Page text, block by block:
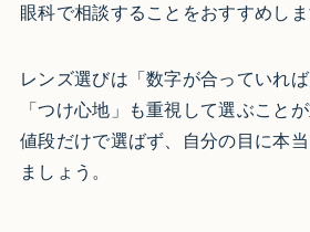
眼科で相談することをおすすめしま
レンズ選びは「数字が合っていれば
「つけ心地」も重視して選ぶこと
値段だけで選ばず、自分の目に本
ましょう。